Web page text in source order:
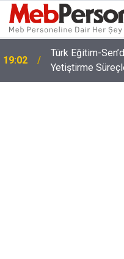
19:02
Türk Eğitim-
Yetiştirme